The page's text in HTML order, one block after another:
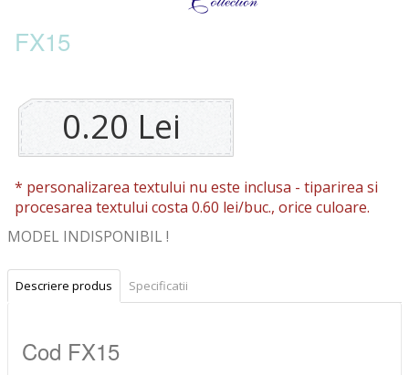
FX15
0.20 Lei
* personalizarea textului nu este inclusa - tiparirea si
procesarea textului costa 0.60 lei/buc., orice culoare.
MODEL INDISPONIBIL !
Descriere produs Specificatii
Cod FX15